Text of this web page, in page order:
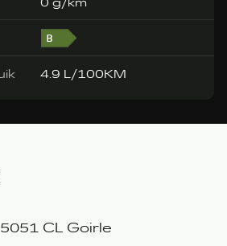
4.9 L/100KM
CL Goirle